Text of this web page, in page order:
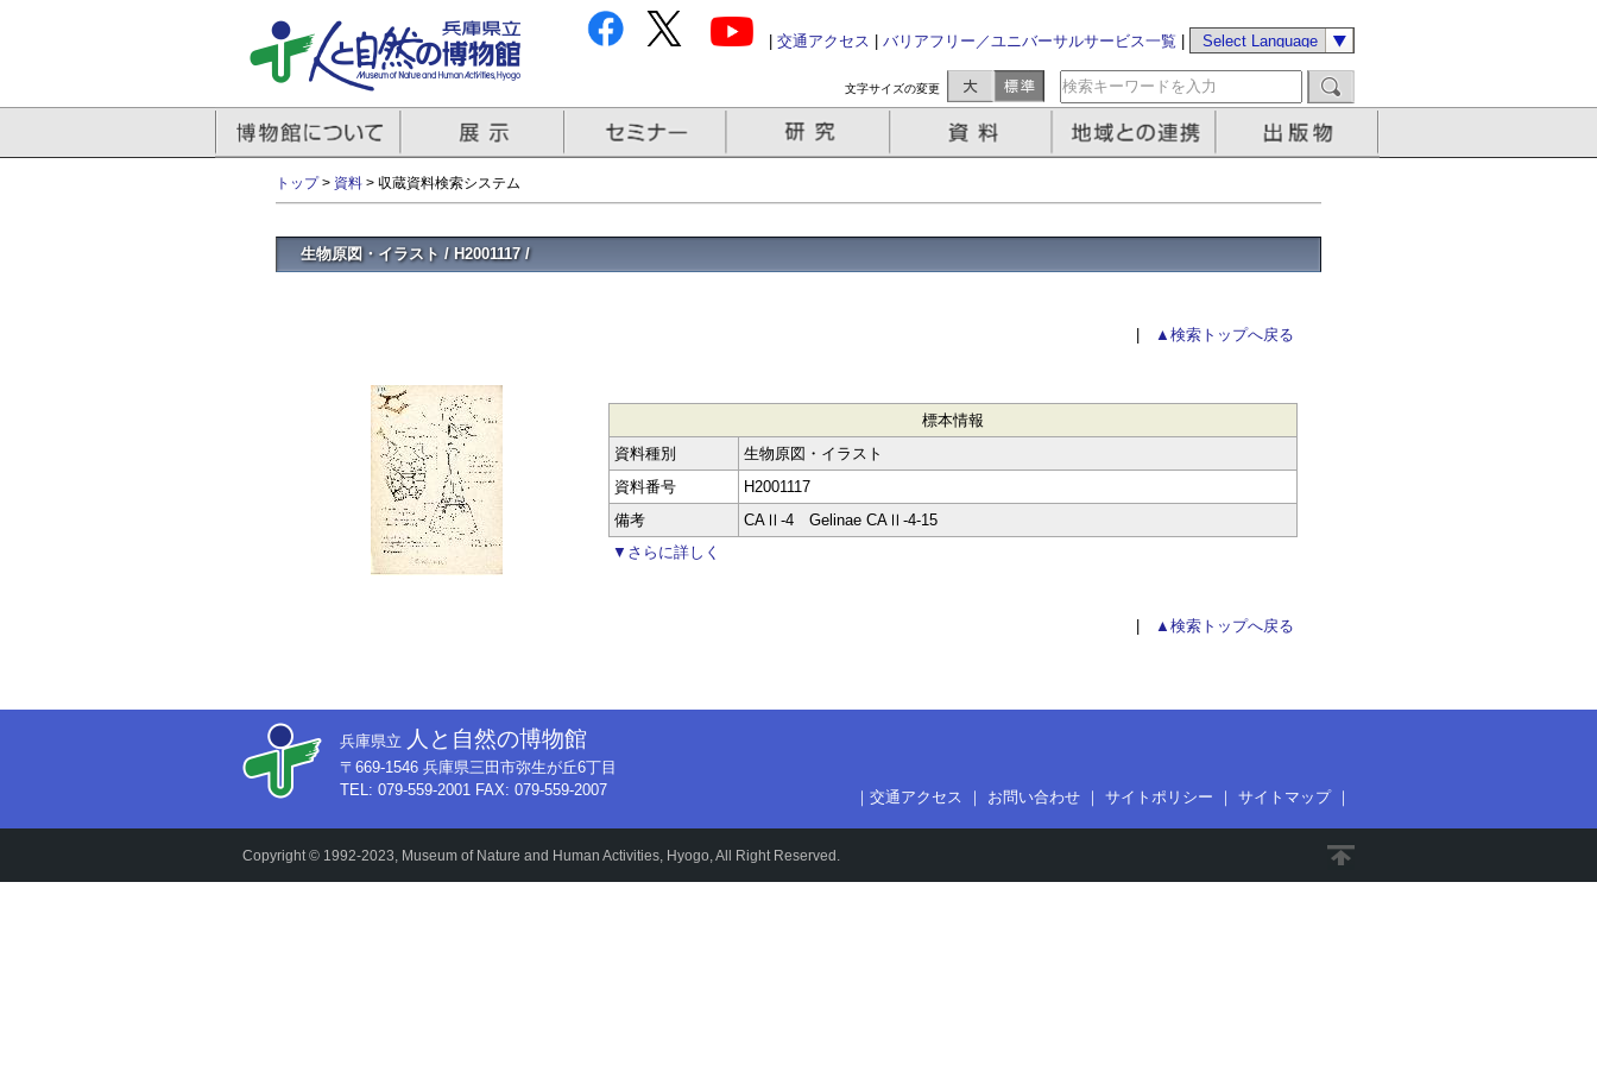
交通アクセス バリアフリー／ユニバーサルサービス一覧
文字サイズの変更
トップ> 資料 > 収蔵資料検索システム
生物原図・イラスト / H2001117 /
▲検索トップへ戻る
標本情報
資料種別
生物原図・イラスト
資料番号
H2001117
備考
CAⅡ-4 Gelinae CAⅡ-4-15
▼さらに詳しく
▲検索トップへ戻る
兵庫県立 人と自然の博物館
〒669-1546 兵庫県三田市弥生が丘6丁目
TEL: 079-559-2001 FAX: 079-559-2007
｜ 交通アクセス ｜ お問い合わせ ｜ サイトポリシー ｜ サイトマップ｜
Copyright © 1992-2023, Museum of Nature and Human Activities, Hyogo, All Right Reserved.